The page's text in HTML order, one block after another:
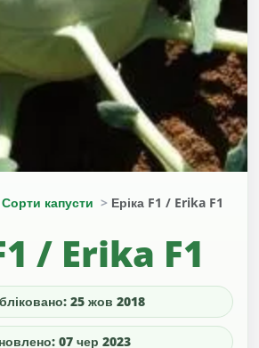
Сорти капусти Еріка F1 / Erika F1
/ Erika F1
25 жов 2018
07 чер 2023